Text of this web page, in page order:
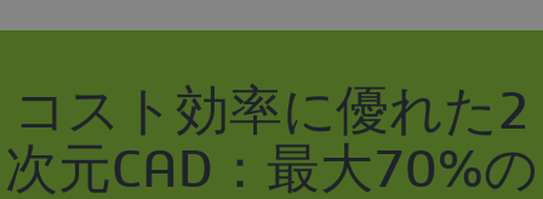
コスト効率に優れた2
次元CAD：最大70%の